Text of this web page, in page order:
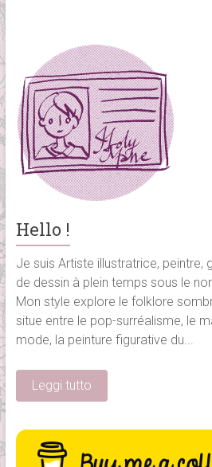
Hello !
Je suis Artiste illustratrice, peintre,
de dessin à plein temps sous le
Mon style explore le folklore
situe entre le pop-surréalisme, le
mode, la peinture figurative du...
Leggi tutto